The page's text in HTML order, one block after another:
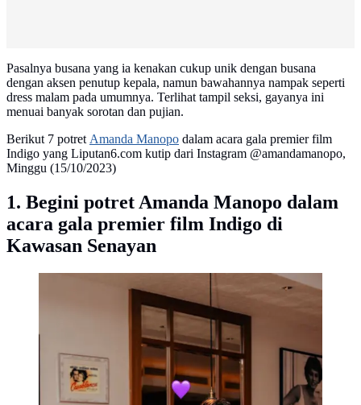
Pasalnya busana yang ia kenakan cukup unik dengan busana
dengan aksen penutup kepala, namun bawahannya nampak seperti
dress malam pada umumnya. Terlihat tampil seksi, gayanya ini
menuai banyak sorotan dan pujian.
Berikut 7 potretAmanda Manopo dalam acara gala premier film
Indigo yang Liputan6.com kutip dari Instagram @amandamanopo,
Minggu (15/10/2023)
1. Begini potret Amanda Manopo dalam
acara gala premier film Indigo di
Kawasan Senayan
Amanda Manopo dalam premier film Indigo (Sumber:
Instagram/amandamanopo)